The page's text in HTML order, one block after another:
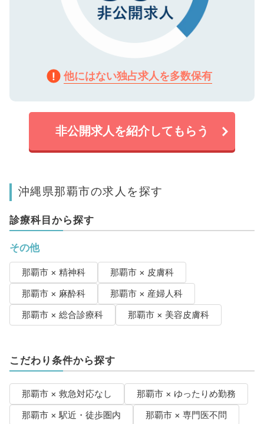
他にはない独占求人を多数保有
非公開求人を紹介してもらう
沖縄県那覇市の求人を探す
診療科目から探す
その他
那覇市 × 精神科
那覇市 × 皮膚科
那覇市 × 麻酔科
那覇市 × 産婦人科
那覇市 × 総合診療科
那覇市 × 美容皮膚科
こだわり条件から探す
那覇市 × 救急対応なし
那覇市 × ゆったりめ勤務
那覇市 × 駅近・徒歩圏内
那覇市 × 専門医不問